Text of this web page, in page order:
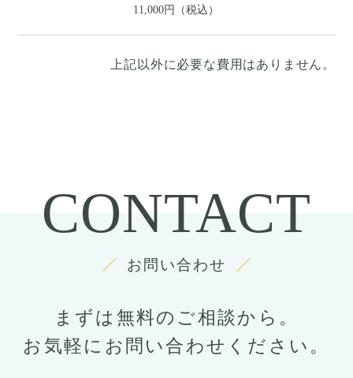
11,000円（税込）
上記以外に必要な費用はありません。
CONTACT
お問い合わせ
まずは無料のご相談から。
お気軽にお問い合わせください。